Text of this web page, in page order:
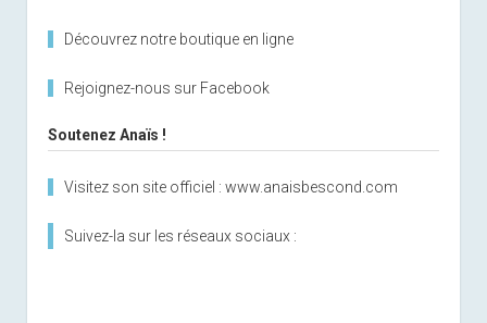
Découvrez notre boutique en ligne
Rejoignez-nous sur Facebook
Soutenez Anaïs !
Visitez son site officiel : www.anaisbescond.com
Suivez-la sur les réseaux sociaux :